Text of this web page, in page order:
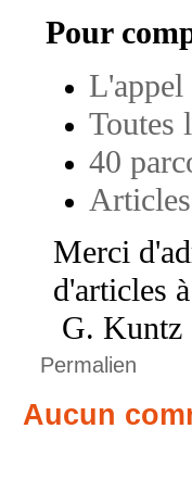
Pour
Toutes
40
Merci
d'articles à
G. Kuntz
Permalien
Aucun